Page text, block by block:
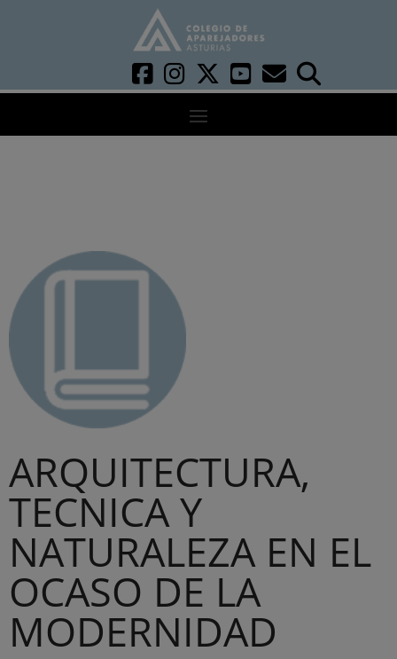
ARQUITECTURA,
TECNICA Y
NATURALEZA EN EL
OCASO DE LA
MODERNIDAD